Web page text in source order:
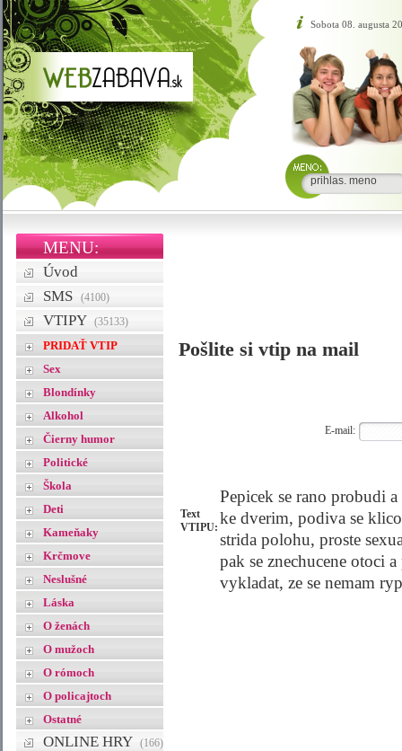
Sobota 08. augusta
MENU:
Úvod
SMS
(4100)
VTIPY (35133)
PRIDAŤ VTIP
Sex
Blondínky
Alkohol
Čierny humor
Politické
Škola
Deti
Kameňaky
Krčmove
Neslušné
Láska
O ženách
O mužoch
O rómoch
O policajtoch
Ostatné
ONLINE HRY (166)
Pošlite si vtip na mail
E-mail:
Text
VTIPU:
Pepicek se rano probudi
ke dverim, podiva se
strida polohu, proste
pak se znechucene otoci
vykladat, ze se nemam